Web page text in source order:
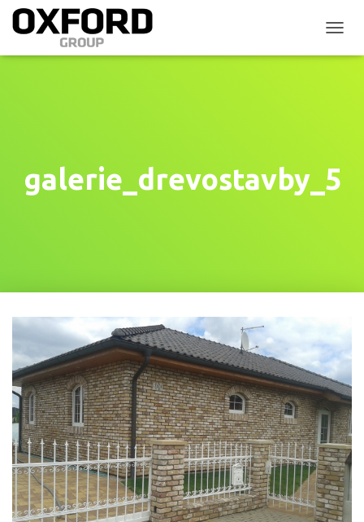
Ř
A
galerie_drevostavby_5